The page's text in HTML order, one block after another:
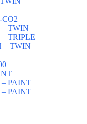
TWIN
TRIPLE
– TWIN
PAINT
PAINT